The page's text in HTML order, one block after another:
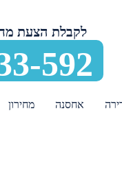
לקבלת הצעת
592
אחסנה מחירון